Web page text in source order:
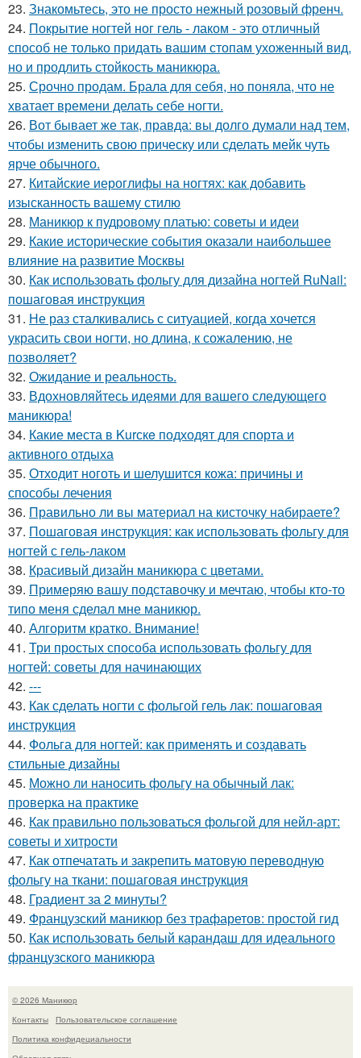
23. Знакомьтесь, это не просто нежный розовый френч.
24. Покрытие ногтей ног гель - лаком - это отличный
способ не только придать вашим стопам ухоженный вид,
но и продлить стойкость маникюра.
25. Срочно продам. Брала для себя, но поняла, что не
хватает времени делать себе ногти.
26. Вот бывает же так, правда: вы долго думали над тем,
чтобы изменить свою прическу или сделать мейк чуть
ярче обычного.
27. Китайские иероглифы на ногтях: как добавить
изысканность вашему стилю
28. Маникюр к пудровому платью: советы и идеи
29. Какие исторические события оказали наибольшее
влияние на развитие Москвы
30. Как использовать фольгу для дизайна ногтей RuNail:
пошаговая инструкция
31. Не раз сталкивались с ситуацией, когда хочется
украсить свои ногти, но длина, к сожалению, не
позволяет?
32. Ожидание и реальность.
33. Вдохновляйтесь идеями для вашего следующего
маникюра!
34. Какие места в Kurскe подходят для спорта и
активного отдыха
35. Отходит ноготь и шелушится кожа: причины и
способы лечения
36. Правильно ли вы материал на кисточку набираете?
37. Пошаговая инструкция: как использовать фольгу для
ногтей с гель-лаком
38. Красивый дизайн маникюра с цветами.
39. Примеряю вашу подставочку и мечтаю, чтобы кто-то
типо меня сделал мне маникюр.
40. Алгоритм кратко. Внимание!
41. Три простых способа использовать фольгу для
ногтей: советы для начинающих
42. ---
43. Как сделать ногти с фольгой гель лак: пошаговая
инструкция
44. Фольга для ногтей: как применять и создавать
стильные дизайны
45. Можно ли наносить фольгу на обычный лак:
проверка на практике
46. Как правильно пользоваться фольгой для нейл-арт:
советы и хитрости
47. Как отпечатать и закрепить матовую переводную
фольгу на ткани: пошаговая инструкция
48. Градиент за 2 минуты?
49. Французский маникюр без трафаретов: простой гид
50. Как использовать белый карандаш для идеального
французского маникюра
© 2026 Маникюр
Контакты
Пользовательское соглашение
Политика конфидециальности